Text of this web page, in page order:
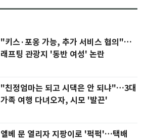
"키스·포옹 가능, 추가 서비스 협의"…
래프팅 관광지 '동반 여성' 논란
"친정엄마는 되고 시댁은 안 되냐"…3대
가족 여행 다녀오자, 시모 '발끈'
엘베 문 열리자 지팡이로 '퍽퍽'…택배